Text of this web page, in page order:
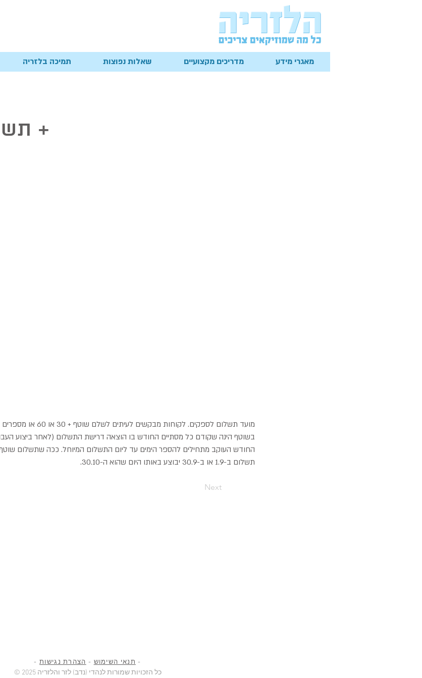
מאגרי מידע מדריכים מקצועיים שאלות נפוצות תמיכה בלזריה
תשלום שוטף +
מועד תשלום לספקים. לקוחות
בשוטף הינה שקודם כל מסתיים החודש בו הוצאה דרישת התשלום (לאחר ביצוע
תשלום ב-1.9 או ב-30.9 יבוצע באותו היום שהוא ה-30.10.
Next
- תנאי השימוש - הצהרת נגישות-
© 2025 כל הזכויות שמורות לנהדי (נדב) לזר והלזריה